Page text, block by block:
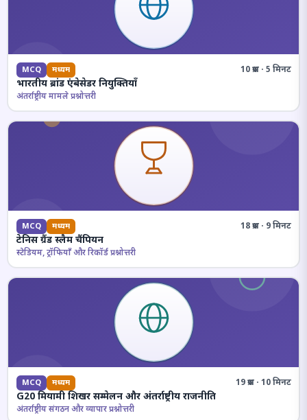
MCQ मध्यम 10 प्रश्न · 5 मिनट
भारतीय ब्रांड एंबेसेडर नियुक्तियाँ
अंतर्राष्ट्रीय मामले प्रश्नोत्तरी
MCQ मध्यम 18 प्रश्न · 9 मिनट
टेनिस ग्रैंड स्लैम चैंपियन
स्टेडियम, ट्रॉफियाँ और रिकॉर्ड प्रश्नोत्तरी
MCQ मध्यम 19 प्रश्न · 10 मिनट
G20 मियामी शिखर सम्मेलन और अंतर्राष्ट्रीय राजनीति
अंतर्राष्ट्रीय संगठन और व्यापार प्रश्नोत्तरी